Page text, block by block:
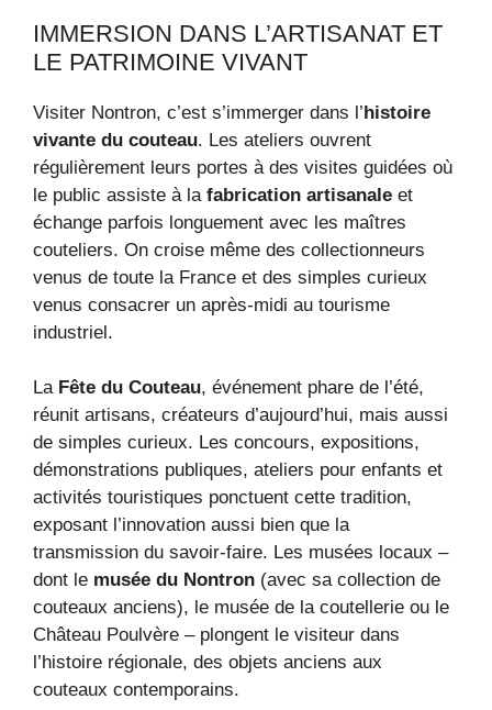
IMMERSION DANS L’ARTISANAT ET
LE PATRIMOINE VIVANT
Visiter Nontron, c’est s’immerger dans l’histoire
vivante du couteau. Les ateliers ouvrent
régulièrement leurs portes à des visites guidées où
le public assiste à la fabrication artisanale et
échange parfois longuement avec les maîtres
couteliers. On croise même des collectionneurs
venus de toute la France et des simples curieux
venus consacrer un après-midi au tourisme
industriel.
La Fête du Couteau, événement phare de l’été,
réunit artisans, créateurs d’aujourd’hui, mais aussi
de simples curieux. Les concours, expositions,
démonstrations publiques, ateliers pour enfants et
activités touristiques ponctuent cette tradition,
exposant l’innovation aussi bien que la
transmission du savoir-faire. Les musées locaux –
dont le musée du Nontron (avec sa collection de
couteaux anciens), le musée de la coutellerie ou le
Château Poulvère – plongent le visiteur dans
l’histoire régionale, des objets anciens aux
couteaux contemporains.